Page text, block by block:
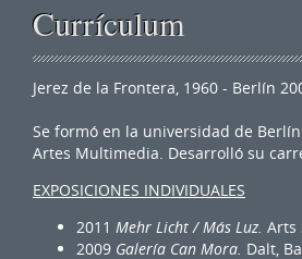
Currículum
Jerez de la Frontera, 1960 - Berlín
Se formó en la universidad de
Artes Multimedia. Desarrolló su
EXPOSICIONES INDIVIDUALES
2011 Mehr Licht / Más Luz. Arts
2009 Galería Can Mora. Dalt,